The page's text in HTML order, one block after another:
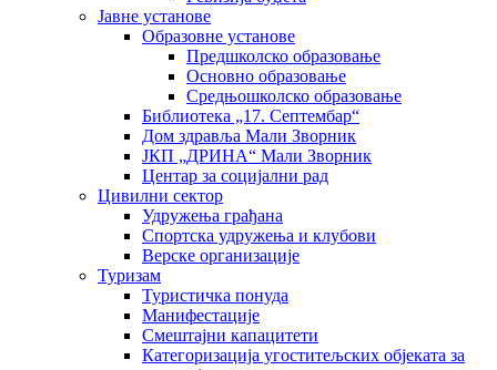
Јавне установе
Образовне установе
Предшколско образовање
Основно образовање
Средњошколско образовање
Библиотека „17. Септембар“
Дом здравља Мали Зворник
ЈКП „ДРИНА“ Мали Зворник
Центар за социјални рад
Цивилни сектор
Удружења грађана
Спортска удружења и клубови
Верске организације
Туризам
Туристичка понуда
Манифестације
Смештајни капацитети
Категоризација угоститељских објеката за